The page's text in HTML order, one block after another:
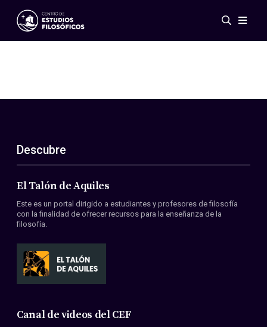
Eventos
ES
EN
Acerca de nosotros
Miembros
Convenios
Descubre
El Talón de Aquiles
Este es un portal dirigido a estudiantes y profesores de filosofía
con la finalidad de ofrecer recursos para la enseñanza de la
filosofía.
Canal de videos del CEF